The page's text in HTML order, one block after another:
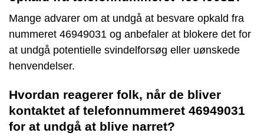
Mange advarer om at undgå at besvare opkald fra
nummeret 46949031 og anbefaler at blokere det for
at undgå potentielle svindelforsøg eller uønskede
henvendelser.
Hvordan reagerer folk, når de bliver
kontaktet af telefonnummeret 46949031
for at undgå at blive narret?